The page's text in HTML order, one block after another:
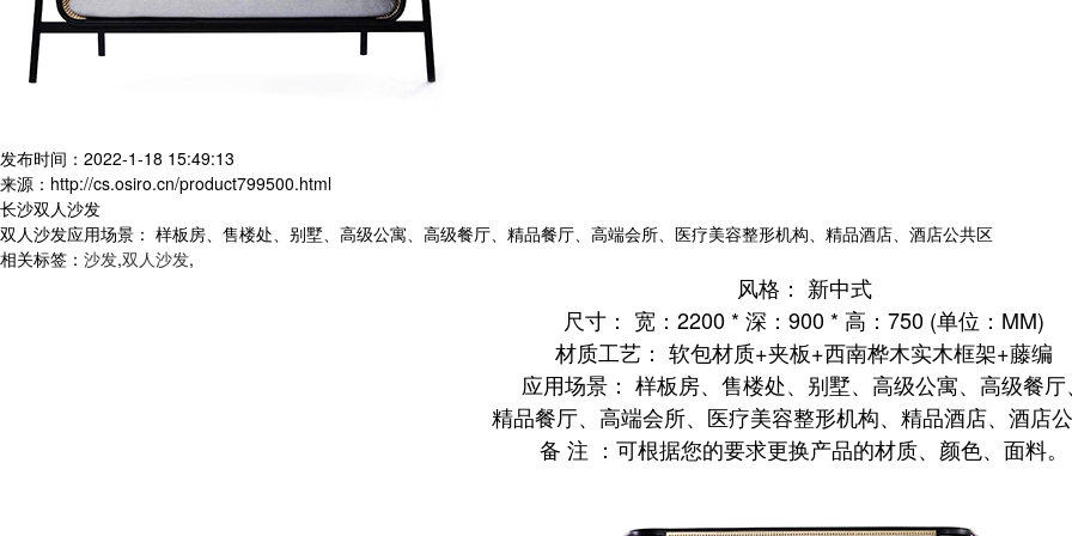
发布时间：2022-1-18 15:49:13
来源：http://cs.osiro.cn/product799500.html
长沙双人沙发
双人沙发应用场景： 样板房、售楼处、别墅、高级公寓、高级餐厅、精品餐厅、高端会所、医疗美容整形机构、精品酒店、酒店公共区
相关标签： 沙发,双人沙发,
风格： 新中式
尺寸： 宽：2200 * 深：900 * 高：750 (单位：MM)
材质工艺： 软包材质+夹板+西南桦木实木框架+藤编
应用场景： 样板房、售楼处、别墅、高级公寓、高级餐厅、
精品餐厅、 高端会所、医疗美容整形机构、精品酒店、酒店
备 注 ：可根据您的要求更换产品的材质、颜色、面料。